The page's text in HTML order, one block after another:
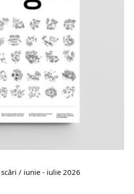
/ iunie - iulie 2026